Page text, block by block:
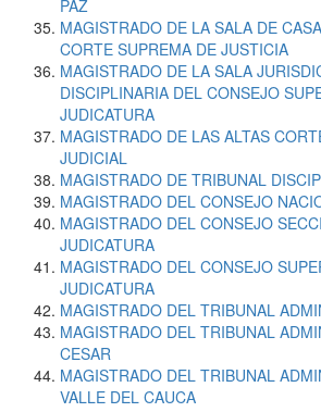
PAZ
MAGISTRADO DE LA SALA DE
CORTE SUPREMA DE JUSTICIA
MAGISTRADO DE LA SALA
DISCIPLINARIA DEL CONSEJO
JUDICATURA
MAGISTRADO DE LAS ALTAS
JUDICIAL
MAGISTRADO DE TRIBUNAL
MAGISTRADO DEL CONSEJO
MAGISTRADO DEL CONSEJO
JUDICATURA
MAGISTRADO DEL CONSEJO
JUDICATURA
MAGISTRADO DEL TRIBUNAL
MAGISTRADO DEL TRIBUNAL
CESAR
MAGISTRADO DEL TRIBUNAL
VALLE DEL CAUCA